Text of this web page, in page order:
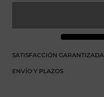
SATISFACCIÓN GARANTIZADA
ENVÍO Y PLAZOS